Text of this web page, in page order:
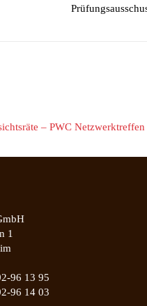
– PWC
1
96 13 95
96 14 03